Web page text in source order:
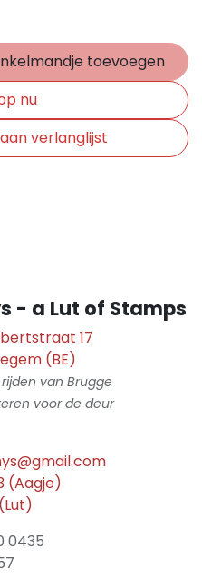
toevoegen
nu
verlanglijst
- a Lut of Stamps
17
(BE)
van Brugge
voor de deur
(Aagje)
0435